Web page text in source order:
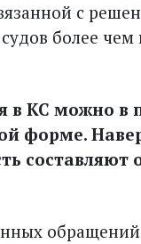
с
более чем
в КС можно в
форме.
составляют